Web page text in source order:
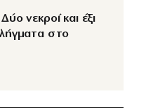
νεκροί και έξι
στο